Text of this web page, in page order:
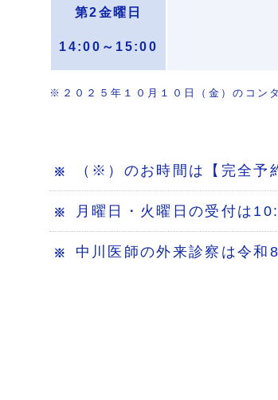
第2金曜日
14:00～15:00
※２０２５年１０月１０日（金）のコン
（※）のお時間は【完全予
月曜日・火曜日の受付は
中川医師の外来診察は令和